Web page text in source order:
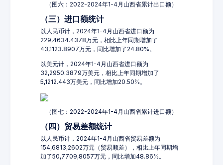
（图六：2022-2024年1-4月山西省累计出口额）
（三）进口额统计
以人民币计，2024年1-4月山西省进口额为
229,4634.4378万元，相比上年同期增加了
43,1123.8907万元，同比增加了24.80%。
以美元计，2024年1-4月山西省进口额为
32,2950.3879万美元，相比上年同期增加了
5,1212.443万美元，同比增加20.50%。
（图七：2022-2024年1-4月山西省累计进口额）
（四）贸易差额统计
以人民币计，2024年1-4月山西省贸易差额为
154,6813,2602万元（贸易顺差），相比上年同期增
加了50,7709,8057万元，同比增加48.86%。